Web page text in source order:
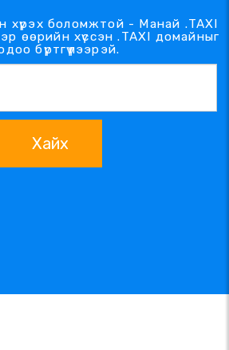
хүрэх боломжтой - Манай .TAXI
өөрийн хүссэн .TAXI домайныг
бүртгүүлээрэй.
Хайх